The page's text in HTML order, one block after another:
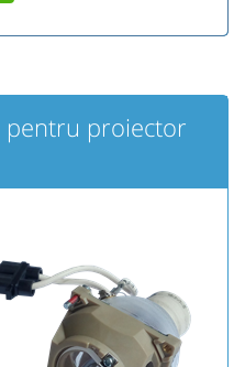
pentru proiector